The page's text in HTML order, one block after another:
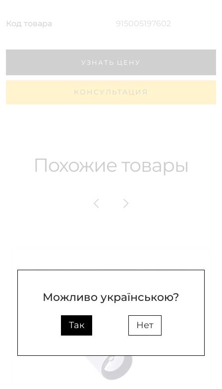
Код товара 915005197602
УЗНАТЬ ЦЕНУ
КОНСУЛЬТАЦИЯ
Похожие товары
Можливо українською?
Так Нет